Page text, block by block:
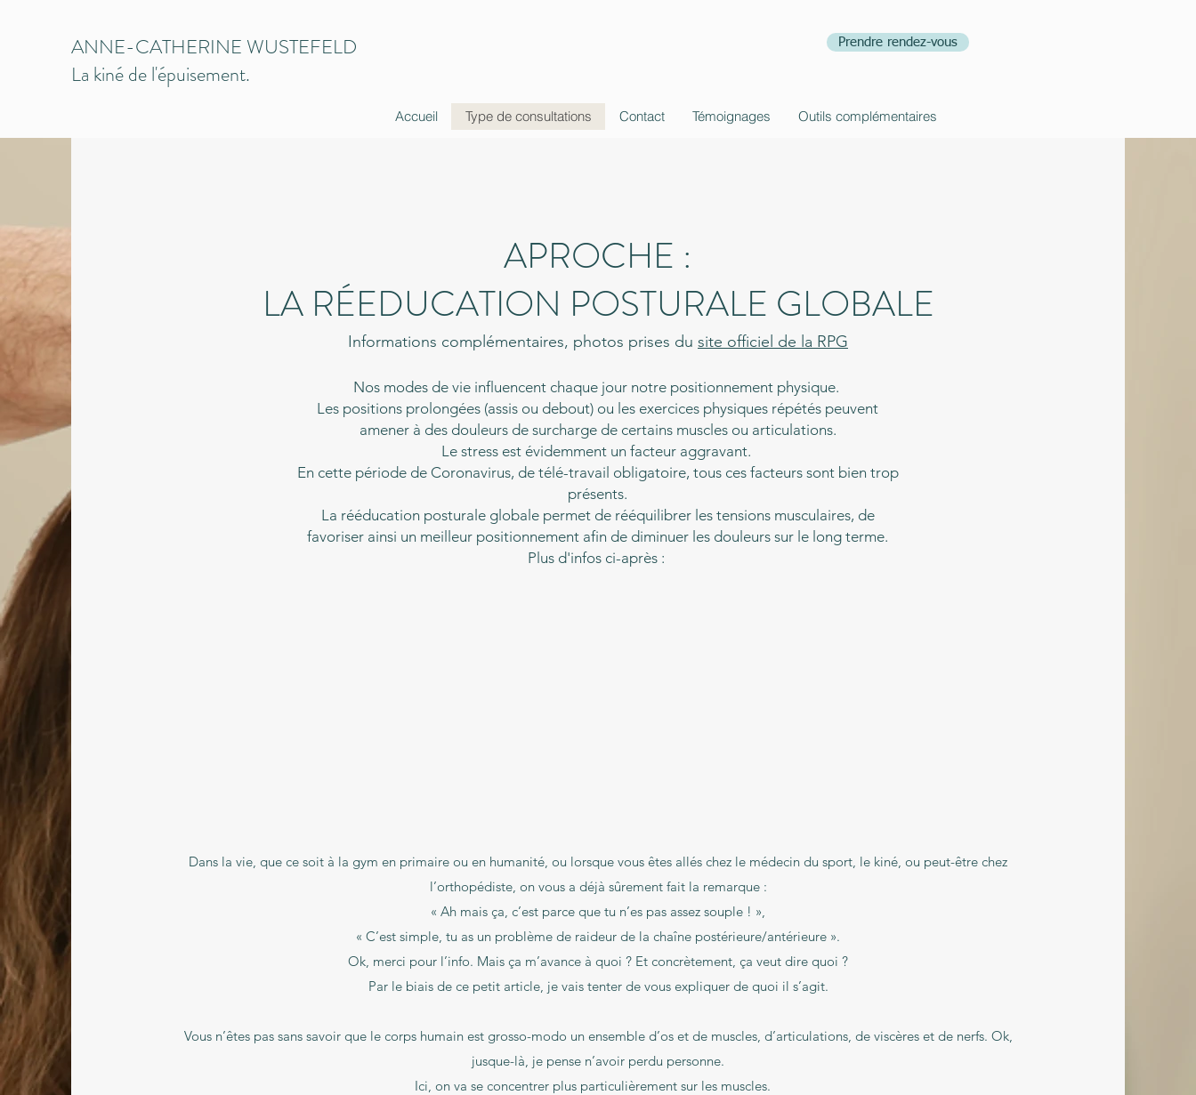
ANNE-CATHERINE WUSTEFELD
La kiné de l'épuisement.
Prendre rendez-vous
Accueil Type de consultations Contact Témoignages Outils complémentaires
APROCHE :
LA RÉEDUCATION POSTURALE GLOBALE
Informations complémentaires, photos prises du site officiel de la RPG
Nos modes de vie influencent chaque jour notre positionnement physique.
Les positions prolongées (assis ou debout) ou les exercices physiques répétés peuvent
amener à des douleurs de surcharge de certains muscles ou articulations.
Le stress est évidemment un facteur aggravant.
En cette période de Coronavirus, de télé-travail obligatoire, tous ces facteurs sont bien trop
présents.
La rééducation posturale globale permet de rééquilibrer les tensions musculaires, de
favoriser ainsi un meilleur positionnement afin de diminuer les douleurs sur le long terme.
Plus d'infos ci-après :
Dans la vie, que ce soit à la gym en primaire ou en humanité, ou lorsque vous êtes allés chez le médecin du sport, le kiné, ou peut-être chez
l’orthopédiste, on vous a déjà sûrement fait la remarque :
« Ah mais ça, c’est parce que tu n’es pas assez souple ! »,
« C’est simple, tu as un problème de raideur de la chaîne postérieure/antérieure ».
Ok, merci pour l’info. Mais ça m’avance à quoi ? Et concrètement, ça veut dire quoi ?
Par le biais de ce petit article, je vais tenter de vous expliquer de quoi il s’agit.
Vous n’êtes pas sans savoir que le corps humain est grosso-modo un ensemble d’os et de muscles, d’articulations, de viscères et de nerfs. Ok,
jusque-là, je pense n’avoir perdu personne.
Ici, on va se concentrer plus particulièrement sur les muscles.